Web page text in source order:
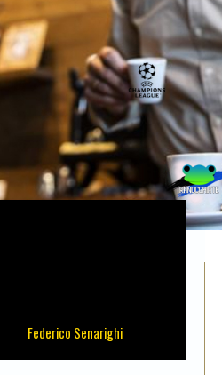
Federico Senarighi